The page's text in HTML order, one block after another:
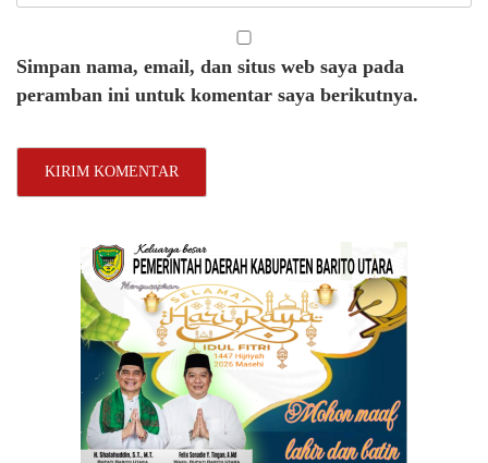
Simpan nama, email, dan situs web saya pada
peramban ini untuk komentar saya berikutnya.